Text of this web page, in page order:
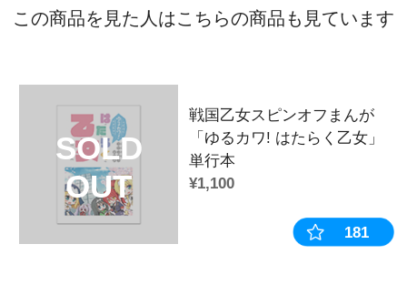
戦国乙女 ホログラム六角缶バッジ【
戦国乙女 ホログラム六角缶バッジ【
戦国乙女 ホログラム六角缶バッジ【
戦国乙女 ホログラム六角缶バッジ【
戦国乙女 ホログラム六角缶バッジ【
戦国乙女 ホログラム六角缶バッジ【
戦国乙女 ホログラム六角缶バッジ【